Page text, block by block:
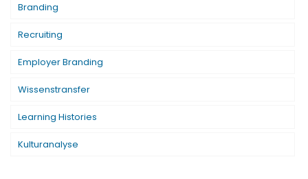
Branding
Recruiting
Employer Branding
Wissenstransfer
Learning Histories
Kulturanalyse